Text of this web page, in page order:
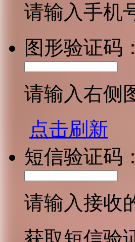
请输入手机
图形验证码：
请输入右侧
点击刷新
短信验证码：
请输入接收